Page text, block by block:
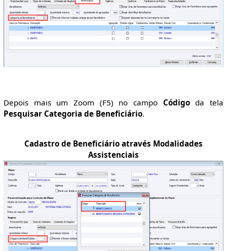
Depois mais um Zoom (F5) no campo Códigoda tela
Pesquisar Categoria de Beneficiário.
Cadastro de Beneficiário através Modalidades
Assistenciais